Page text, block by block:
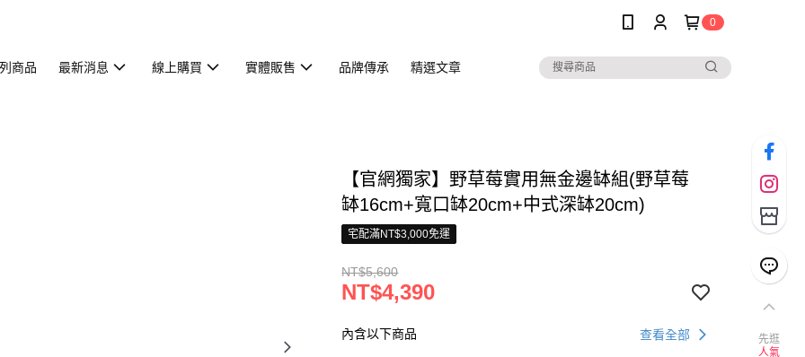
0
商品 最新消息 線上購買 實體販售 品牌傳承 精選文章
【官網獨家】野草莓實用無金邊缽組(野草莓
缽16cm+寬口缽20cm+中式深缽20cm)
宅配滿NT$3,000免運
NT$5,600
NT$4,390
內含以下商品 查看全部
先逛
人氣